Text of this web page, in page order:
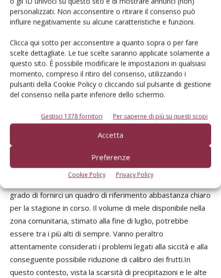
personalizzati. Non acconsentire o ritirare il consenso può
influire negativamente su alcune caratteristiche e funzioni.
Clicca qui sotto per acconsentire a quanto sopra o per fare
scelte dettagliate. Le tue scelte saranno applicate solamente a
questo sito. È possibile modificare le impostazioni in qualsiasi
momento, compreso il ritiro del consenso, utilizzando i
pulsanti della Cookie Policy o cliccando sul pulsante di gestione
del consenso nella parte inferiore dello schermo.
Gestisci 1378 fornitori Per saperne di più su questi scopi
Accetta
Preferenze
Cookie Policy Privacy Policy
quindi abbassato fortemente la quota di mele italiane
esportate, che ormai da anni supera 1 Ml t. Per la stagione
2018-19, vista l’abbondante produzione e il possibile
record in Europa, i mercati esteri torneranno ad essere
una valvola di sfogo fondamentale per il prodotto
nazionale. Risulta più che mai strategica l’apertura di nuovi
mercati, primi fra tutti quelli del Sud Est asiatico, sui quali
ormai si lavora da anni, principalmente Vietnam, Taiwan e
primi fra tutti Egitto,Algeria e Libia.
Prospettive positive e incognita Polonia
Premettendo che le informazioni pervenute da
Prognosfruit vanno analizzate nell’ambito di un contesto
generale e tenendo conto di una serie di elementi che
grado di fornirci un quadro di riferimento abbastanza chiaro
per la stagione in corso. Il volume di mele disponibile nella
zona comunitaria, stimato alla fine di luglio, potrebbe
essere tra i più alti di sempre. Vanno peraltro
attentamente considerati i problemi legati alla siccità e alla
conseguente possibile riduzione di calibro dei frutti.In
questo contesto, vista la scarsità di precipitazioni e le alte